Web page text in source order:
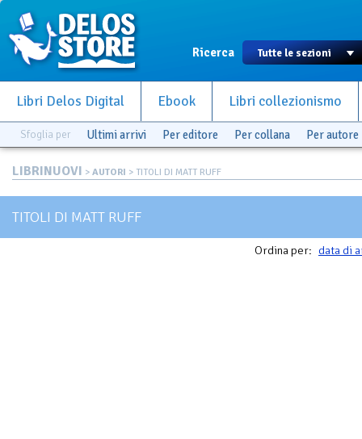
Ricerca
Libri Delos Digital Ebook Libri collezionismo
Sfoglia per Ultimi arrivi Per editore Per collana Per autore
LIBRINUOVI > AUTORI > TITOLI DI MATT RUFF
TITOLI DI MATT RUFF
Ordina per: data di